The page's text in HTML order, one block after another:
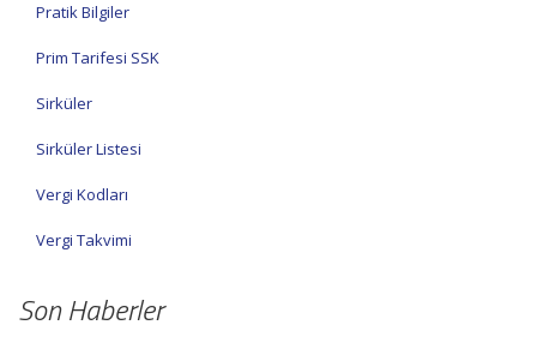
Pratik Bilgiler
Prim Tarifesi SSK
Sirküler
Sirküler Listesi
Vergi Kodları
Vergi Takvimi
Son Haberler